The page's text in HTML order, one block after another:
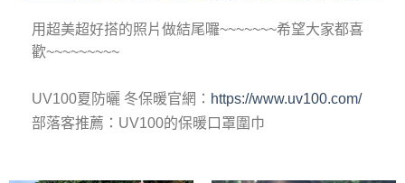
用超美超好搭的照片做結尾囉~~~~~~~希望大家都喜
歡~~~~~~~~~
UV100夏防曬 冬保暖官網： https://www.uv100.com/
部落客推薦：UV100的保暖口罩圍巾